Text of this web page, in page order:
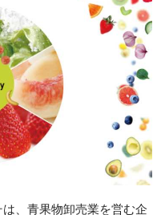
は、青果物卸売業を営む企